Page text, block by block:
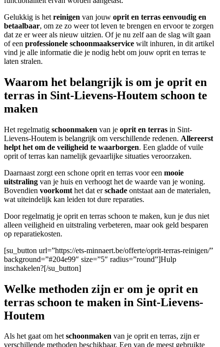
Gelukkig is het reinigen van jouw oprit en terras eenvoudig en
betaalbaar, om ze zo weer tot leven te brengen en ervoor te zorgen
dat ze er weer als nieuw uitzien. Of je nu zelf aan de slag wilt gaan
of een professionele schoonmaakservice wilt inhuren, in dit artikel
vind je alle informatie die je nodig hebt om jouw oprit en terras te
laten stralen.
Waarom het belangrijk is om je oprit en
terras in Sint-Lievens-Houtem schoon te
maken
Het regelmatig schoonmaken van je oprit en terras in Sint-
Lievens-Houtem is belangrijk om verschillende redenen. Allereerst
helpt het om de veiligheid te waarborgen. Een gladde of vuile
oprit of terras kan namelijk gevaarlijke situaties veroorzaken.
Daarnaast zorgt een schone oprit en terras voor een mooie
uitstraling van je huis en verhoogt het de waarde van je woning.
Bovendien voorkomt het dat erschade ontstaat aan de materialen,
wat uiteindelijk kan leiden tot dure reparaties.
Door regelmatig je oprit en terras schoon te maken, kun je dus niet
alleen veiligheid en uitstraling verbeteren, maar ook geld besparen
op reparatiekosten.
[su_button url=”https://ets-minnaert.be/offerte/oprit-terras-reinigen/”
background=”#204e99″ size=”5″ radius=”round”]Hulp
inschakelen?[/su_button]
Welke methoden zijn er om je oprit en
terras schoon te maken in Sint-Lievens-
Houtem
Als het gaat om hetschoonmaken van je oprit en terras, zijn er
verschillende methoden beschikbaar. Een van de meest gebruikte